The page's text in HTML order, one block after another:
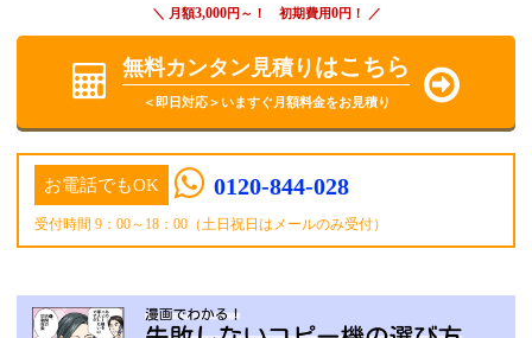
＼ 月額3,000円～！ 初期費用0円！ ／
無料カンタン見積り はこちら
＜即日対応＞いますぐ月額料金をお見積り
お電話でもOK 0120-844-028
受付時間 9：00～18：00（土日祝日はメールのみ受付）